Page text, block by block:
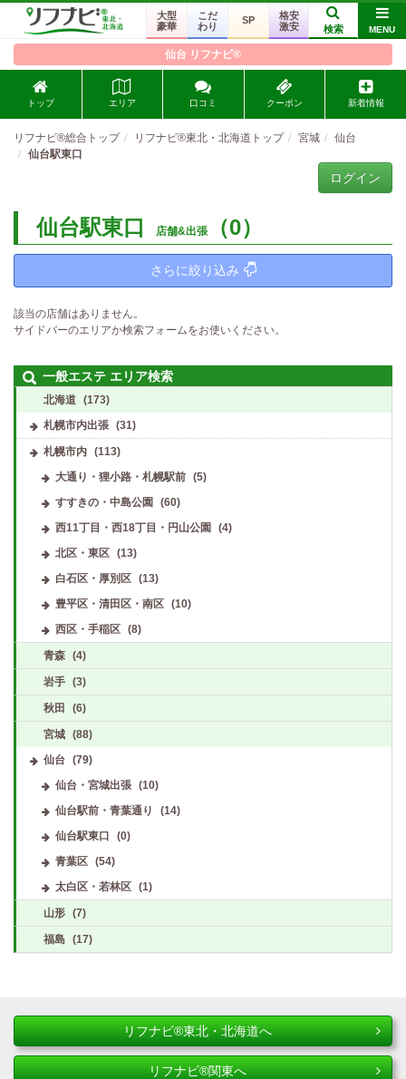
大型
豪華
こだ
わり
SP
格安
激安
検索 MENU
仙台 リフナビ®
トップ エリア 口コミ クーポン 新着情報
リフナビ®総合トップ リフナビ®東北・北海道トップ 宮城
仙台
仙台駅東口
ログイン
仙台駅東口 店舗&出張 （0）
さらに絞り込み
該当の店舗はありません。
サイドバーのエリアか検索フォームをお使いください。
一般エステ エリア検索
北海道 (173)
札幌市内出張 (31)
札幌市内 (113)
大通り・狸小路・札幌駅前
(5)
すすきの・中島公園
(60)
西11丁目・西18丁目・円山公園
(4)
北区・東区
(13)
白石区・厚別区
(13)
豊平区・清田区・南区
(10)
西区・手稲区
(8)
青森 (4)
岩手 (3)
秋田 (6)
宮城 (88)
仙台 (79)
仙台・宮城出張
(10)
仙台駅前・青葉通り
(14)
仙台駅東口
(0)
青葉区
(54)
太白区・若林区
(1)
山形 (7)
福島 (17)
リフナビ®東北・北海道へ
リフナビ®関東へ